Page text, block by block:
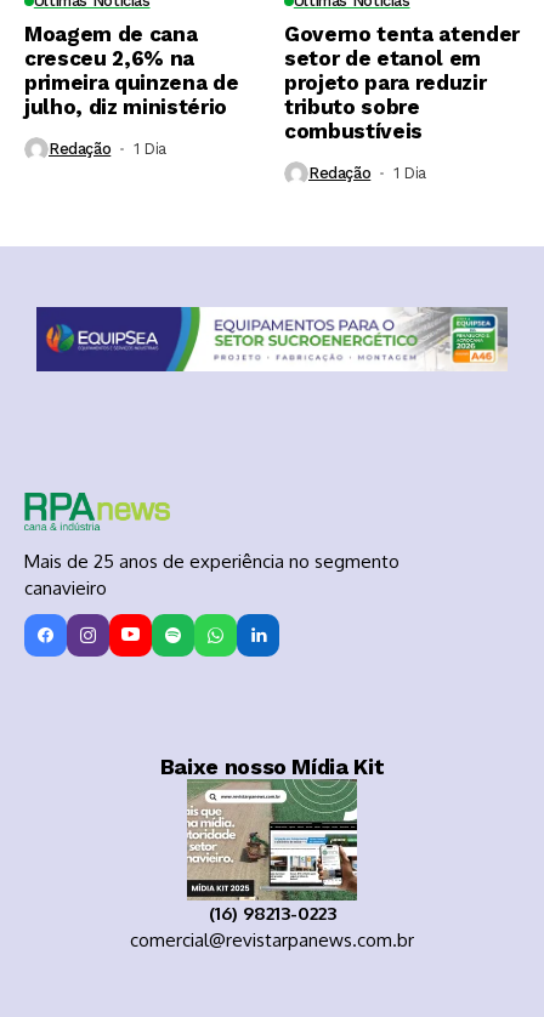
Moagem de cana
cresceu 2,6% na
primeira quinzena de
julho, diz ministério
Redação 1 Dia ⁮
Governo tenta atender
setor de etanol em
projeto para reduzir
tributo sobre
combustíveis
Redação 1 Dia ⁮
Mais de 25 anos de experiência no segmento
canavieiro
Baixe nosso Mídia Kit
(16) 98213-0223
comercial@revistarpanews.com.br